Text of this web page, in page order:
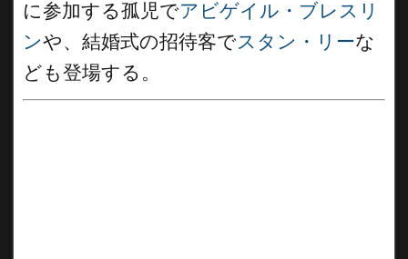
に参加する孤児でアビゲイル・ブレスリ
ンや、結婚式の招待客でスタン・リーな
ども登場する。